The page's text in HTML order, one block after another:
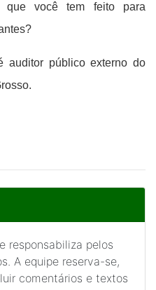
que você tem feito para
auditor público externo do
responsabiliza pelos
A equipe reserva-se,
comentários e textos